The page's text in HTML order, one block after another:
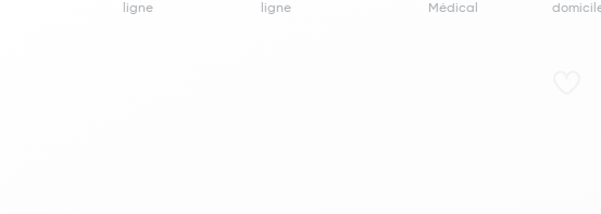
ligne
ligne
Médical